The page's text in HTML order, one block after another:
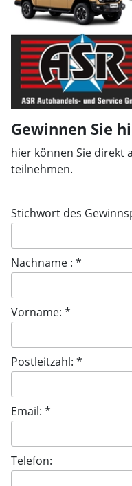
Gewinnen Sie
hier können Sie direkt
teilnehmen.
Stichwort des
Nachname : *
Vorname: *
Postleitzahl: *
Email: *
Telefon: